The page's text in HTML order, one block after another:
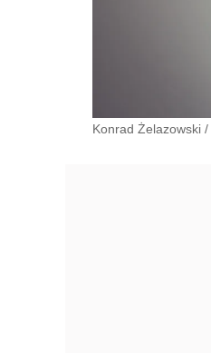
Konrad Żelazowski /